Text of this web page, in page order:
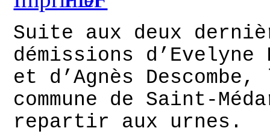
Suite aux deux
démissions d’Evelyne
et d’Agnès Descombe,
commune de Saint-
repartir aux urnes.